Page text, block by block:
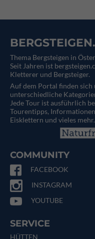
Thema Bergsteigen in
Seit Jahren ist
Kletterer und Bergsteiger.
Auf dem Portal finden sich
unterschiedliche
Jede Tour ist ausführlich
Tourentipps,
Eisklettern und vieles mehr.
COMMUNITY
FACEBOOK
INSTAGRAM
YOUTUBE
SERVICE
HÜTTEN